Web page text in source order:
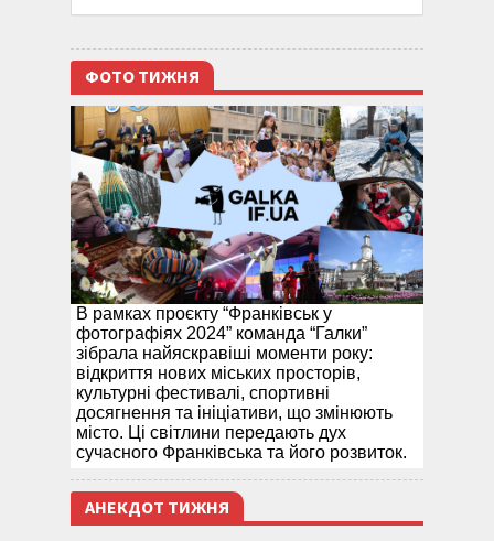
ФОТО ТИЖНЯ
В рамках проєкту “Франківськ у
фотографіях 2024” команда “Галки”
зібрала найяскравіші моменти року:
відкриття нових міських просторів,
культурні фестивалі, спортивні
досягнення та ініціативи, що змінюють
місто. Ці світлини передають дух
сучасного Франківська та його розвиток.
АНЕКДОТ ТИЖНЯ